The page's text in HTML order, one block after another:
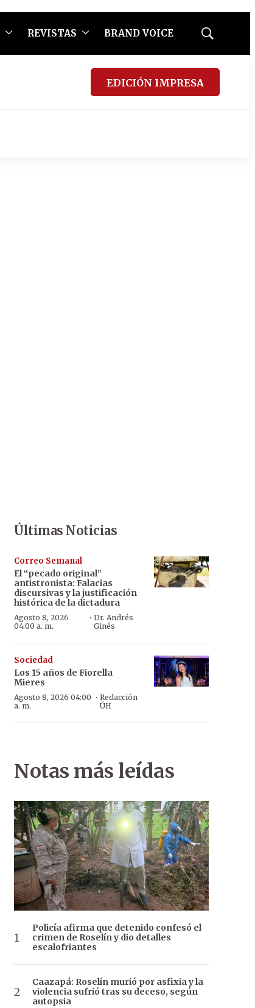
REVISTAS BRAND VOICE
Mostrar
EDICIÓN IMPRESA
Últimas Noticias
Correo Semanal
El “pecado original”
antistronista: Falacias
discursivas y la justificación
histórica de la dictadura
Agosto 8, 2026
04:00 a. m.
·Dr. Andrés
Ginés
Sociedad
Los 15 años de Fiorella
Mieres
Agosto 8, 2026 04:00
a. m.
· Redacción
ÚH
Notas más leídas
Policía afirma que detenido confesó el
crimen de Roselín y dio detalles
escalofriantes
Caazapá: Roselín murió por asfixia y la
violencia sufrió tras su deceso, según
autopsia